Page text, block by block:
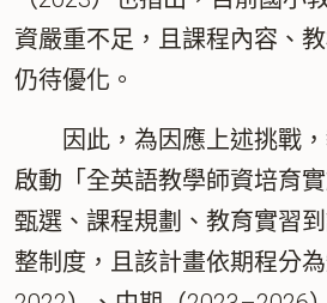
資嚴重不足，且課程內容、
仍待優化。
因此，為因應上述挑戰，
啟動「全英語教學師資培育
甄選、課程規劃、教育實習
整制度，且該計畫依期程分